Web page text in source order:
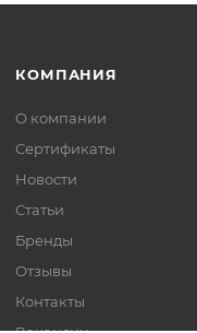
КОМПАНИЯ
О компании
Сертификаты
Новости
Статьи
Бренды
Отзывы
Контакты